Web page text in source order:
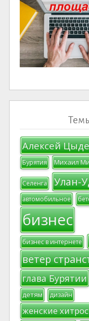
Алексей
Бурятия Михаил
Селенга Улан-
автомобильное
бизнес
бизнес в интернете
ветер
глава Бурятии
детям дизайн
женские